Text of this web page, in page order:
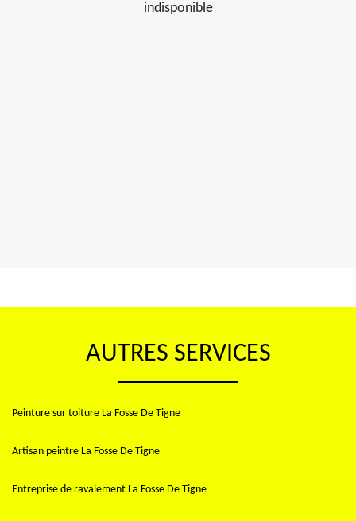
indisponible
AUTRES SERVICES
Peinture sur toiture La Fosse De Tigne
Artisan peintre La Fosse De Tigne
Entreprise de ravalement La Fosse De Tigne